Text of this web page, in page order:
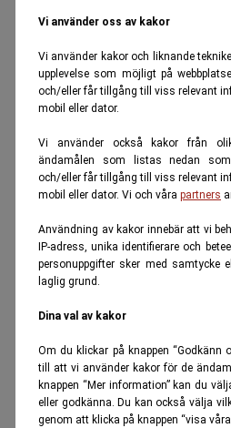
Vi använder oss av kakor
Vi använder kakor och liknande
upplevelse som möjligt på
och/eller får tillgång till viss relevant
mobil eller dator.
Vi använder också kakor från
ändamålen som listas nedan
och/eller får tillgång till viss relevant
mobil eller dator. Vi och våra partners
Användning av kakor innebär att vi
IP-adress, unika identifierare och
personuppgifter sker med samtycke
laglig grund.
Dina val av kakor
Om du klickar på knappen “Godkänn
till att vi använder kakor för de
knappen “Mer information” kan du
eller godkänna. Du kan också välja
genom att klicka på knappen “visa våra